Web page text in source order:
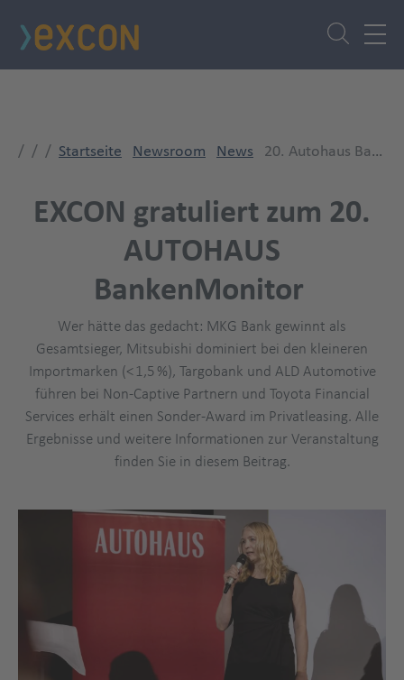
Startseite Newsroom News 20. Autohaus BankenMonitor
EXCON gratuliert zum 20.
AUTOHAUS
BankenMonitor
Wer hätte das gedacht: MKG Bank gewinnt als
Gesamtsieger, Mitsubishi dominiert bei den kleineren
Importmarken (< 1,5 %), Targobank und ALD Automotive
führen bei Non‑Captive Partnern und Toyota Financial
Services erhält einen Sonder-Award im Privatleasing. Alle
Ergebnisse und weitere Informationen zur Veranstaltung
finden Sie in diesem Beitrag.